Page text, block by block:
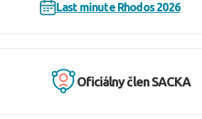
Last minute Rhodos 2026
Oficiálny člen SACKA